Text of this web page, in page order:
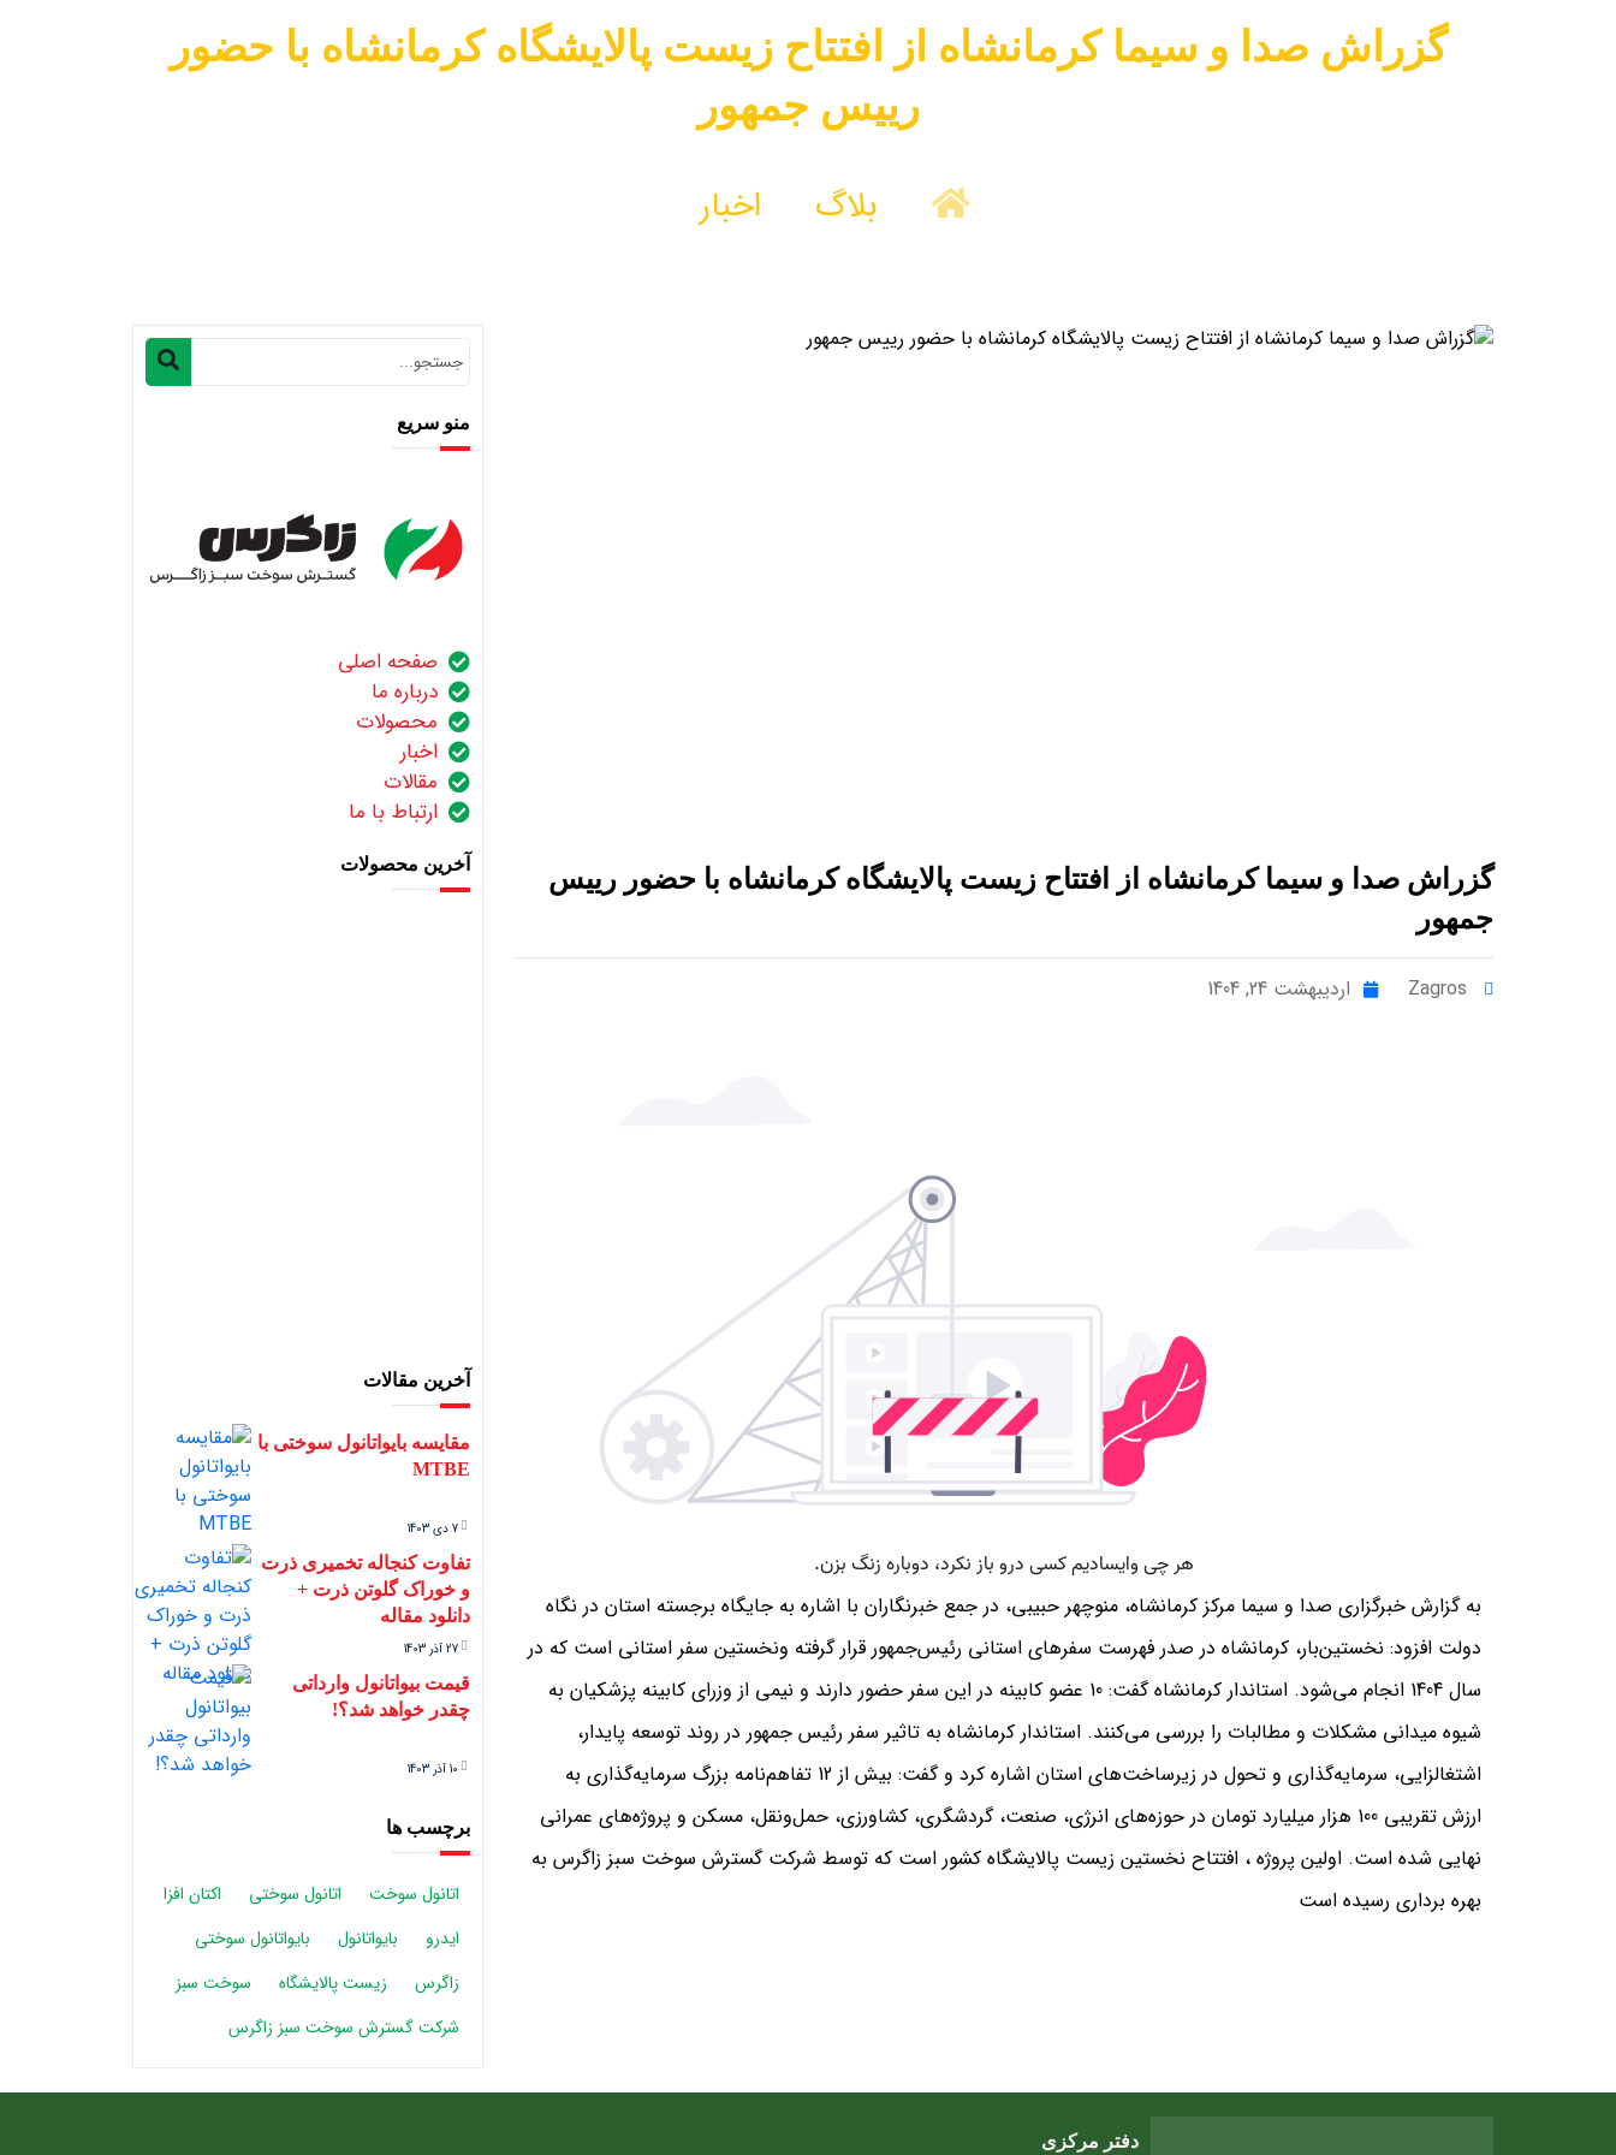
گزراش صدا و سیما کرمانشاه از افتتاح زیست پالایشگاه کرمانشاه با حضور
رییس جمهور
بلاگ
اخبار
گزراش صدا و سیما کرمانشاه از افتتاح زیست پالایشگاه کرمانشاه با حضور رییس
جمهور
Zagros اردیبهشت 24, 1404
به گزارش خبرگزاری صدا و سیما مرکز کرمانشاه، منوچهر حبیبی، در جمع خبرنگاران با اشاره به جایگاه برجسته استان در نگاه
دولت افزود: نخستین‌بار، کرمانشاه در صدر فهرست سفر‌های استانی رئیس‌جمهور قرار گرفته ونخستین سفر استانی است که در
سال 1404 انجام می‌شود. استاندار کرمانشاه گفت: 10 عضو کابینه در این سفر حضور دارند و نیمی از وزرای کابینه پزشکیان به
شیوه میدانی مشکلات و مطالبات را بررسی می‌کنند. استاندار کرمانشاه به تاثیر سفر رئیس جمهور در روند توسعه پایدار،
اشتغالزایی، سرمایه‌گذاری و تحول در زیرساخت‌های استان اشاره کرد و گفت: بیش از 12 تفاهم‌نامه بزرگ سرمایه‌گذاری به
ارزش تقریبی 100 هزار میلیارد تومان در حوزه‌های انرژی، صنعت، گردشگری، کشاورزی، حمل‌ونقل، مسکن و پروژه‌های عمرانی
نهایی شده است. اولین پروژه ، افتتاح نخستین زیست پالایشگاه کشور است که توسط شرکت گسترش سوخت سبز زاگرس به
بهره برداری رسیده است
منو سریع
صفحه اصلی
درباره ما
محصولات
اخبار
مقالات
ارتباط با ما
آخرین محصولات
آخرین مقالات
مقایسه بایواتانول سوختی با
MTBE
7 دی 1403
تفاوت کنجاله تخمیری ذرت
و خوراک گلوتن ذرت +
دانلود مقاله
27 آذر 1403
قیمت بیواتانول وارداتی
چقدر خواهد شد؟!
10 آذر 1403
برچسب ها
اتانول سوخت اتانول سوختی
اکتان افزا
ایدرو
بایواتانول
بایواتانول سوختی
زاگرس
زیست پالایشگاه
سوخت سبز
شرکت گسترش سوخت سبز زاگرس
دفتر مرکزی